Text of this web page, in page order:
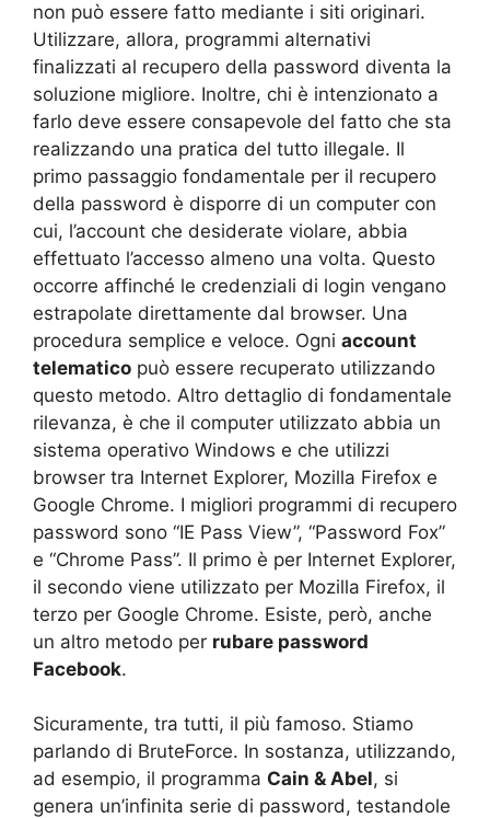
non può essere fatto mediante i siti originari.
Utilizzare, allora, programmi alternativi
finalizzati al recupero della password diventa la
soluzione migliore. Inoltre, chi è intenzionato a
farlo deve essere consapevole del fatto che sta
realizzando una pratica del tutto illegale. Il
primo passaggio fondamentale per il recupero
della password è disporre di un computer con
cui, l’account che desiderate violare, abbia
effettuato l’accesso almeno una volta. Questo
occorre affinché le credenziali di login vengano
estrapolate direttamente dal browser. Una
procedura semplice e veloce. Ogni account
telematico può essere recuperato utilizzando
questo metodo. Altro dettaglio di fondamentale
rilevanza, è che il computer utilizzato abbia un
sistema operativo Windows e che utilizzi
browser tra Internet Explorer, Mozilla Firefox e
Google Chrome. I migliori programmi di recupero
password sono “IE Pass View”, “Password Fox”
e “Chrome Pass”. Il primo è per Internet Explorer,
il secondo viene utilizzato per Mozilla Firefox, il
terzo per Google Chrome. Esiste, però, anche
un altro metodo per rubare password
Facebook.
Sicuramente, tra tutti, il più famoso. Stiamo
parlando di BruteForce. In sostanza, utilizzando,
ad esempio, il programma Cain & Abel, si
genera un’infinita serie di password, testandole